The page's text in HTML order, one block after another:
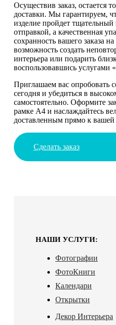
Осуществив заказ, остается
доставки. Мы гарантируем,
изделие пройдет тщательный
отправкой, а качественная
сохранность вашего заказа
возможность создать
интерьера или подарить
воспользовавшись услугами
Приглашаем вас опробовать
сегодня и убедиться в
самостоятельно. Оформите
рамке А4 и наслаждайтесь
доставленным прямо к вашей
Сделать заказ
НАШИ УСЛУГИ:
Фотографии
ФотоКниги
Календари
Открытки
Декор Интерьера